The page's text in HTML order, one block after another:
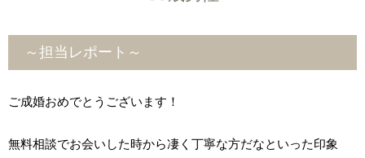
～担当レポート～
ご成婚おめでとうございます！
無料相談でお会いした時から凄く丁寧な方だなといった印象